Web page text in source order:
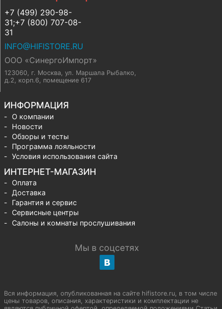
+7 (499) 290-98-
31;+7 (800) 707-08-
31
INFO@HIFISTORE.RU
ООО «СинергоИмпорт»
123060, г. Москва, ул. Маршала Рыбалко,
д.2, корп.6, помещение 617
ИНФОРМАЦИЯ
О компании
Новости
Обзоры и тесты
Программа лояльности
Условия использования сайта
ИНТЕРНЕТ-МАГАЗИН
Оплата
Доставка
Гарантия и сервис
Сервисные центры
Салоны и комнаты прослушивания
Мы в соцсетях
Вся информация, опубликованная на сайте hifistore.ru, в том числе
цены товаров, описания, характеристики и комплектации не